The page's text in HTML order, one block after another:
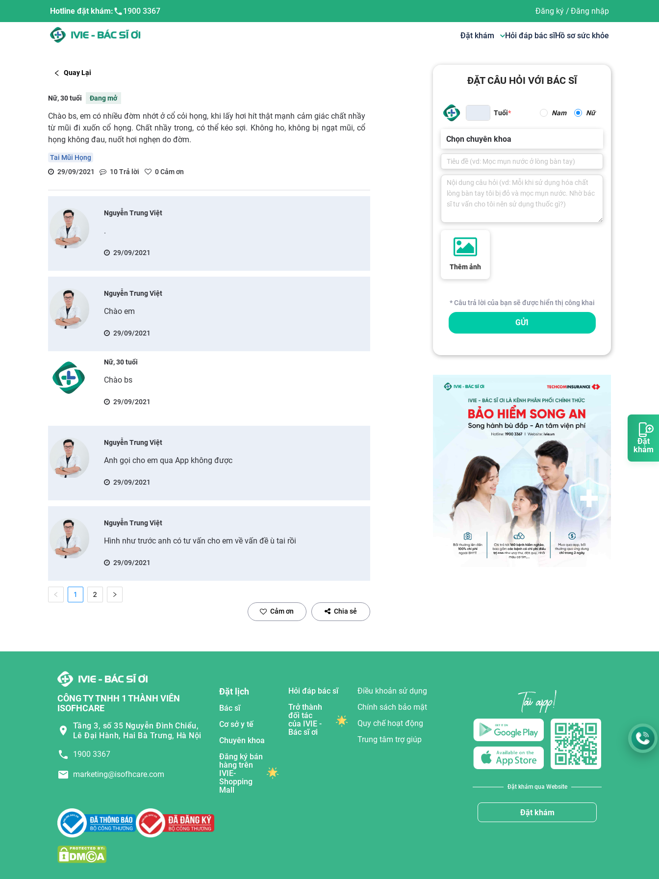
Đặt
khám
Hotline đặt khám: 1900 3367 Đăng ký/ Đăng nhập
Đặt khám Hỏi đáp bác sĩHồ sơ sức khỏe
Quay Lại
Nữ, 30 tuổi Đang mở
Chào bs, em có nhiều đờm nhớt ở cổ cỏi họng, khi lấy hơi hít thật mạnh cảm giác chất nhầy
từ mũi đi xuốn cổ họng. Chất nhầy trong, có thể kéo sợi. Không ho, không bị ngạt mũi, cổ
họng không đau, nuốt hơi nghẹn do đờm.
Tai Mũi Họng
29/09/2021
10Trả lời 0Cảm ơn
Nguyễn Trung Việt
.
29/09/2021
Nguyễn Trung Việt
Chào em
29/09/2021
Nữ, 30 tuổi
Chào bs
29/09/2021
Nguyễn Trung Việt
Anh gọi cho em qua App không được
29/09/2021
Nguyễn Trung Việt
Hình như trước anh có tư vấn cho em về vấn đề ù tai rồi
29/09/2021
1 2
Cảm ơn Chia sẻ
ĐẶT CÂU HỎI VỚI BÁC SĨ
Tuổi Nam Nữ
Chọn chuyên khoa
Thêm ảnh
* Câu trả lời của bạn sẽ được hiển thị công khai
GỬI
CÔNG TY TNHH 1 THÀNH VIÊN
ISOFHCARE
Tầng 3, số 35 Nguyễn Đình Chiểu,
Lê Đại Hành, Hai Bà Trưng, Hà Nội
1900 3367
marketing@isofhcare.com
Đặt lịch
Bác sĩ
Cơ sở y tế
Chuyên khoa
Đăng ký bán
hàng trên
IVIE-
Shopping
Mall
Hỏi đáp bác sĩ
Trở thành
đối tác
của IVIE -
Bác sĩ ơi
Điều khoản sử dụng
Chính sách bảo mật
Quy chế hoạt động
Trung tâm trợ giúp
Đặt khám qua Website
Đặt khám